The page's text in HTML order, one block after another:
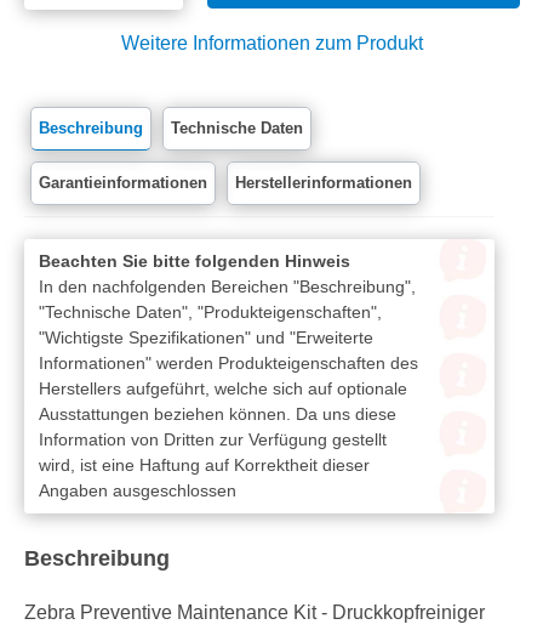
Weitere Informationen zum Produkt
Beschreibung Technische Daten
Garantieinformationen Herstellerinformationen
Beachten Sie bitte folgenden Hinweis
In den nachfolgenden Bereichen "Beschreibung",
"Technische Daten", "Produkteigenschaften",
"Wichtigste Spezifikationen" und "Erweiterte
Informationen" werden Produkteigenschaften des
Herstellers aufgeführt, welche sich auf optionale
Ausstattungen beziehen können. Da uns diese
Information von Dritten zur Verfügung gestellt
wird, ist eine Haftung auf Korrektheit dieser
Angaben ausgeschlossen
Beschreibung
Zebra Preventive Maintenance Kit - Druckkopfreiniger